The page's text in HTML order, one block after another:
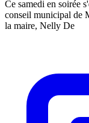
Ce samedi en soirée
conseil municipal de
la maire, Nelly De